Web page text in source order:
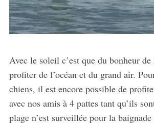
Avec le soleil c’est que du bonheur
profiter de l’océan et du grand air.
chiens, il est encore possible de
avec nos amis à 4 pattes tant qu’ils
plage n’est surveillée pour la baignade